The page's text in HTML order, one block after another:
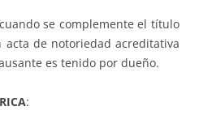
se complemente el título
de notoriedad acreditativa
es tenido por dueño.
: